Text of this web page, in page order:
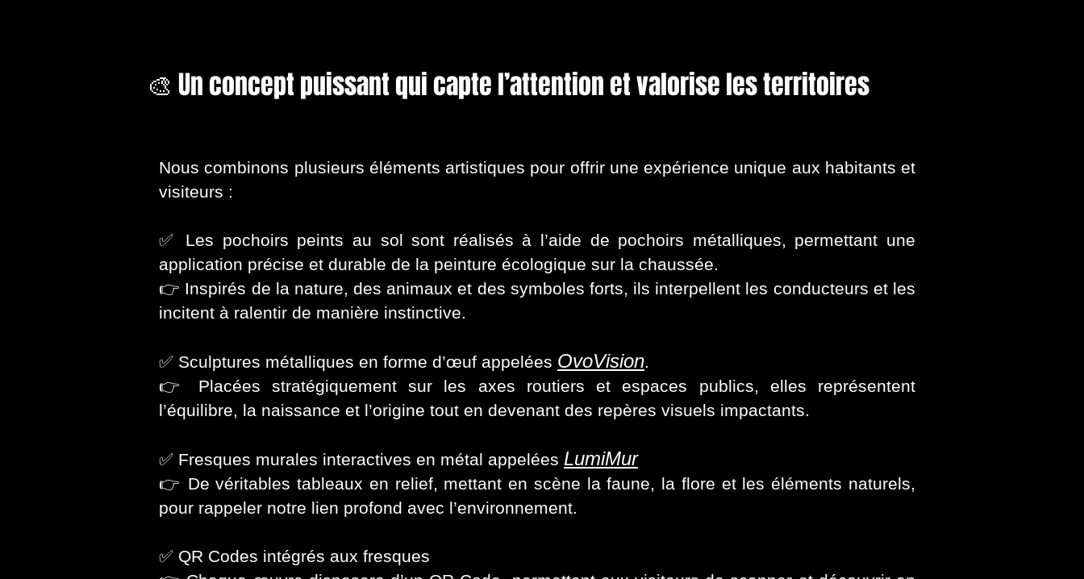
🎨 Un concept puissant qui capte l’attention et valorise les territoires
Nous combinons plusieurs éléments artistiques pour offrir une expérience unique aux habitants et
visiteurs :
✅ Les pochoirs peints au sol sont réalisés à l’aide de pochoirs métalliques, permettant une
application précise et durable de la peinture écologique sur la chaussée.
👉 Inspirés de la nature, des animaux et des symboles forts, ils interpellent les conducteurs et les
incitent à ralentir de manière instinctive.
✅ Sculptures métalliques en forme d’œuf appelées OvoVision.
👉 Placées stratégiquement sur les axes routiers et espaces publics, elles représentent
l’équilibre, la naissance et l’origine tout en devenant des repères visuels impactants.
✅ Fresques murales interactives en métal appelées LumiMur
👉 De véritables tableaux en relief, mettant en scène la faune, la flore et les éléments naturels,
pour rappeler notre lien profond avec l’environnement.
✅ QR Codes intégrés aux fresques